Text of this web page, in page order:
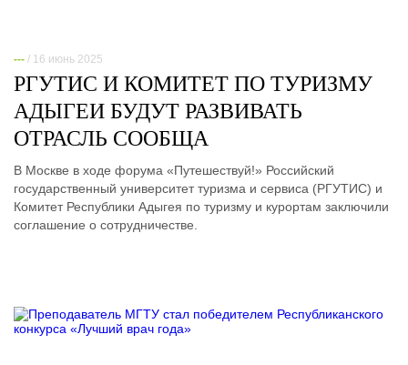
--- / 16 июнь 2025
РГУТИС И КОМИТЕТ ПО ТУРИЗМУ
АДЫГЕИ БУДУТ РАЗВИВАТЬ
ОТРАСЛЬ СООБЩА
В Москве в ходе форума «Путешествуй!» Российский
государственный университет туризма и сервиса (РГУТИС) и
Комитет Республики Адыгея по туризму и курортам заключили
соглашение о сотрудничестве.